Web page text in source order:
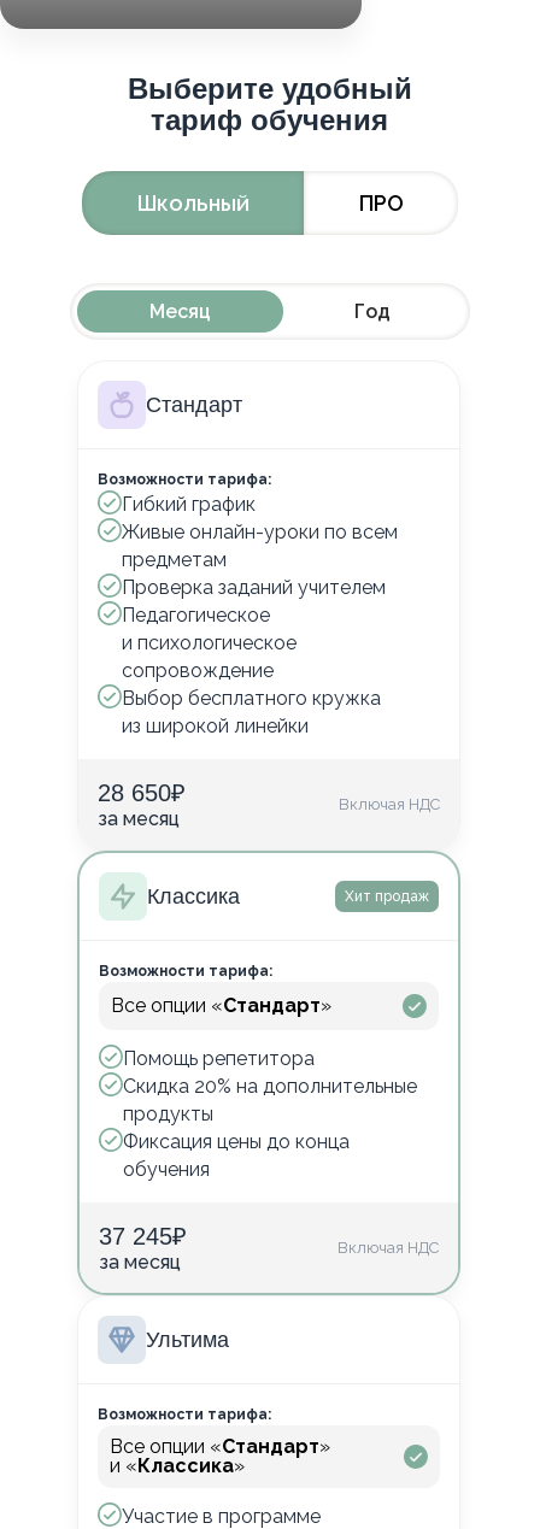
Выберите удобный
тариф обучения
Школьный ПРО
Месяц Год
Стандарт
Возможности тарифа:
Гибкий график
Живые онлайн-уроки по всем
предметам
Проверка заданий учителем
Педагогическое
и психологическое
сопровождение
Выбор бесплатного кружка
из широкой линейки
28 650₽
за месяц
Включая НДС
Классика Хит продаж
Возможности тарифа:
Все опции «Стандарт»
Помощь репетитора
Скидка 20% на дополнительные
продукты
Фиксация цены до конца
обучения
37 245₽
за месяц
Включая НДС
Ультима
Возможности тарифа:
Все опции «Стандарт»
и «Классика»
Участие в программе